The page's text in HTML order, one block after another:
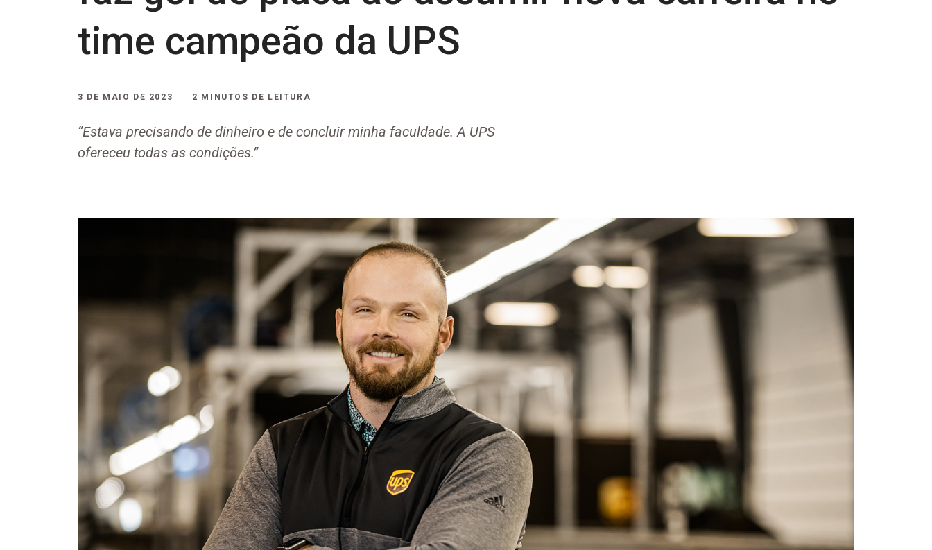
time campeão da UPS
3 DE MAIO DE 2023 2 MINUTOS DE LEITURA
“Estava precisando de dinheiro e de concluir minha faculdade. A UPS
ofereceu todas as condições.”